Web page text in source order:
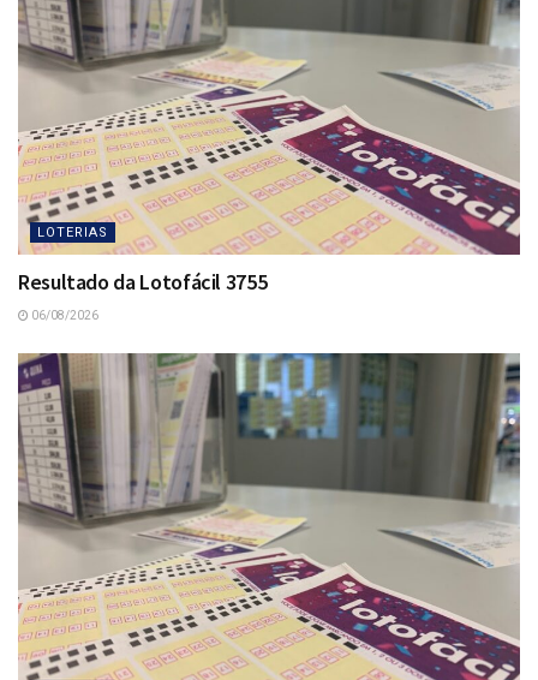
LOTERIAS
Resultado da Lotofácil 3755
06/08/2026